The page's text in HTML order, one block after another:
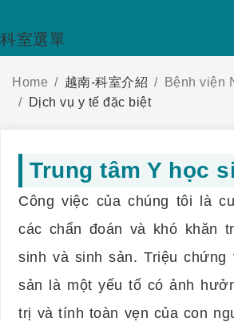
科室選單
Home 越南-科室介紹
Bệnh viện
Dịch vụ y tế đặc biệt
Trung tâm Y học
Công việc của chúng tôi là
các chẩn đoán và khó khăn
sinh và sinh sản. Triệu chứng
sản là một yếu tố có ảnh
trị và tính toàn vẹn của con